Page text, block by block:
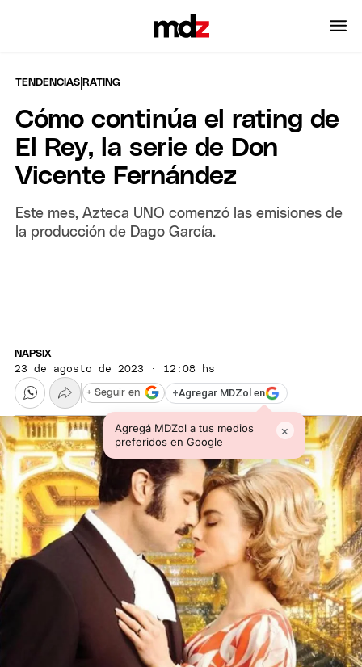
TENDENCIAS |RATING
Cómo continúa el rating de
El Rey, la serie de Don
Vicente Fernández
Este mes, Azteca UNO comenzó las emisiones de
la producción de Dago García.
NAPSIX
23 de agosto de 2023 · 12:08 hs
+Agregar MDZol en
Agregá MDZol a tus medios
preferidos en Google
×
+ Seguir en